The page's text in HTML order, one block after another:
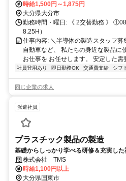
より車で15分 ・大分駅(大分市)より
で30分 ※ 大分市・臼杵市と他多数
時給1,500円～1,875円
大分県大分市
勤務時間・曜日: 《 2交替勤務 》
8.25H）
仕事内容: ＼半導体の製造スタッフ募
自動車など、 私たちの身近な製品に
お仕事を お任せします。 安定した
社員登用あり 即日勤務OK 交通費支給 シフ
同じ企業の求人
派遣社員
プラスチック製品の製造
基礎からしっかり学べる研修＆充実し
造 株式会社 TMS
時給1,100円以上
大分県国東市